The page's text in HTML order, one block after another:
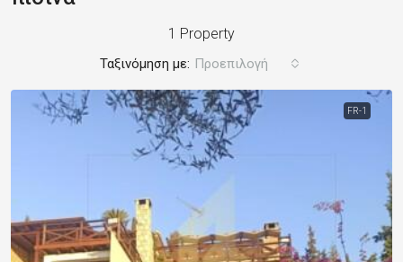
1 Property
Ταξινόμηση με: Προεπιλογή
FR-1